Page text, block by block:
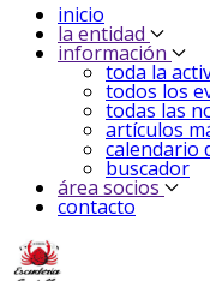
inicio
la entidad
información
toda la
todos los
todas las
artículos
calendario
buscador
área socios
contacto